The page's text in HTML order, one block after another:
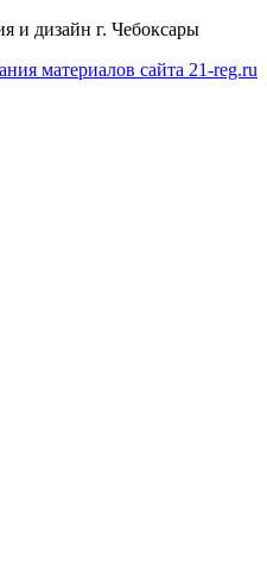
и дизайн г. Чебоксары
материалов сайта 21-reg.ru